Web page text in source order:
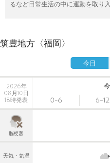
るなど日常生活の中に運動を取り
筑豊地方〈福岡〉
今日
2026年
08月10日
18時発表
0-6
6-12
脳梗塞
天気・気温